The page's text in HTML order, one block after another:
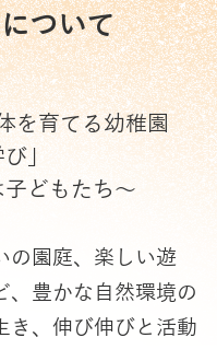
ついて
を育てる幼稚園
」
どもたち～
の園庭、楽しい遊
、豊かな自然環境の
き、伸び伸びと活動